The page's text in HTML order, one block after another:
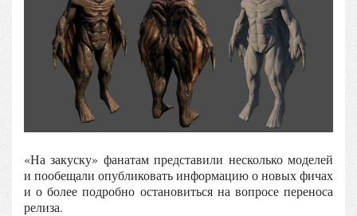
«На закуску» фанатам представили несколько моделей
и пообещали опубликовать информацию о новых фичах
и о более подробно остановиться на вопросе переноса
релиза.